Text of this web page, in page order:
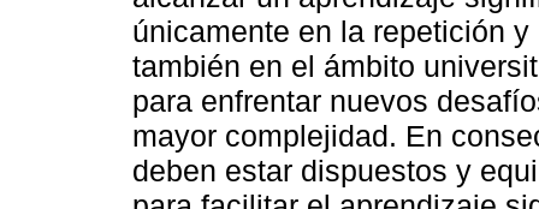
únicamente en la repetición
también en el ámbito
para enfrentar nuevos
mayor complejidad. En
deben estar dispuestos y